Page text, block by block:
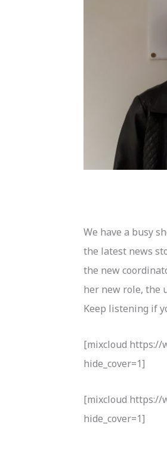
We have a busy
the latest news
the new
her new role, the
Keep listening if
[mixcloud https://
hide_cover=1]
[mixcloud https://
hide_cover=1]